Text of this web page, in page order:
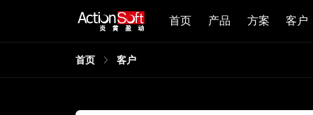
首页 产品 方案 客户
首页 客户